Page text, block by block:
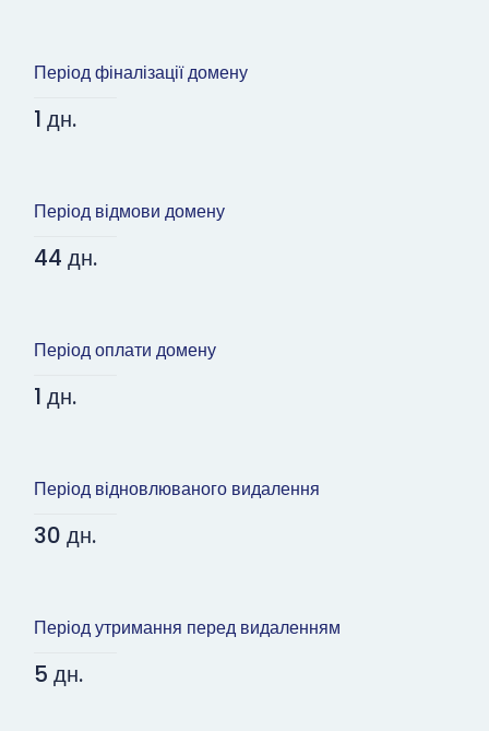
Період фіналізації домену
1 дн.
Період відмови домену
44 дн.
Період оплати домену
1 дн.
Період відновлюваного видалення
30 дн.
Період утримання перед видаленням
5 дн.